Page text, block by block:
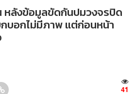
หลังข้อมูลขัดกันปมวงจรปิด
บอกไม่มีภาพ แต่ก่อนหน้า
41